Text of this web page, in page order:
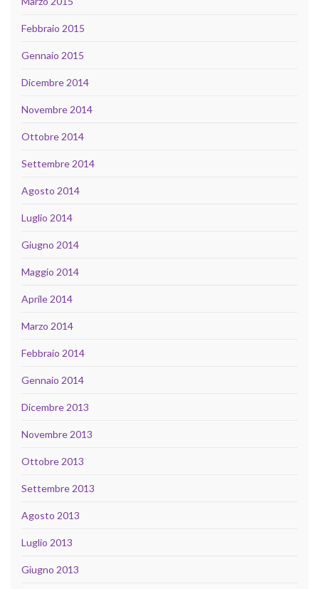
Febbraio 2015
Gennaio 2015
Dicembre 2014
Novembre 2014
Ottobre 2014
Settembre 2014
Agosto 2014
Luglio 2014
Giugno 2014
Maggio 2014
Aprile 2014
Marzo 2014
Febbraio 2014
Gennaio 2014
Dicembre 2013
Novembre 2013
Ottobre 2013
Settembre 2013
Agosto 2013
Luglio 2013
Giugno 2013